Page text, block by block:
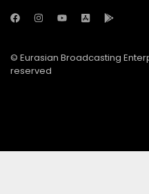
© Eurasian Broadcasting
reserved